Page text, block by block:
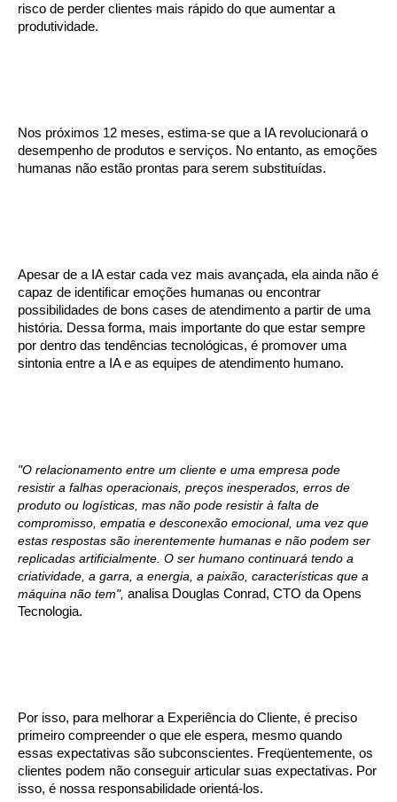
risco de perder clientes mais rápido do que aumentar a
produtividade.
Nos próximos 12 meses, estima-se que a IA revolucionará o
desempenho de produtos e serviços. No entanto, as emoções
humanas não estão prontas para serem substituídas.
Apesar de a IA estar cada vez mais avançada, ela ainda não é
capaz de identificar emoções humanas ou encontrar
possibilidades de bons cases de atendimento a partir de uma
história. Dessa forma, mais importante do que estar sempre
por dentro das tendências tecnológicas, é promover uma
sintonia entre a IA e as equipes de atendimento humano.
"O relacionamento entre um cliente e uma empresa pode
resistir a falhas operacionais, preços inesperados, erros de
produto ou logísticas, mas não pode resistir à falta de
compromisso, empatia e desconexão emocional, uma vez que
estas respostas são inerentemente humanas e não podem ser
replicadas artificialmente. O ser humano continuará tendo a
criatividade, a garra, a energia, a paixão, características que a
máquina não tem", analisa Douglas Conrad, CTO da Opens
Tecnologia.
Por isso, para melhorar a Experiência do Cliente, é preciso
primeiro compreender o que ele espera, mesmo quando
essas expectativas são subconscientes. Freqüentemente, os
clientes podem não conseguir articular suas expectativas. Por
isso, é nossa responsabilidade orientá-los.